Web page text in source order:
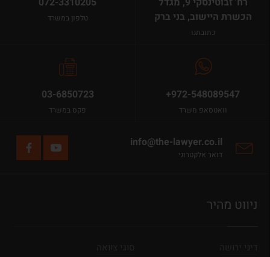
הכשרת היישוב, בני ברק
כתובתנו
טלפון במשרד
+972-548089547
וואטסאפ משרד
03-6850723
פקס במשרד
info@the-lawyer.co.il
דואר אלקטרוני
ניווט מהיר